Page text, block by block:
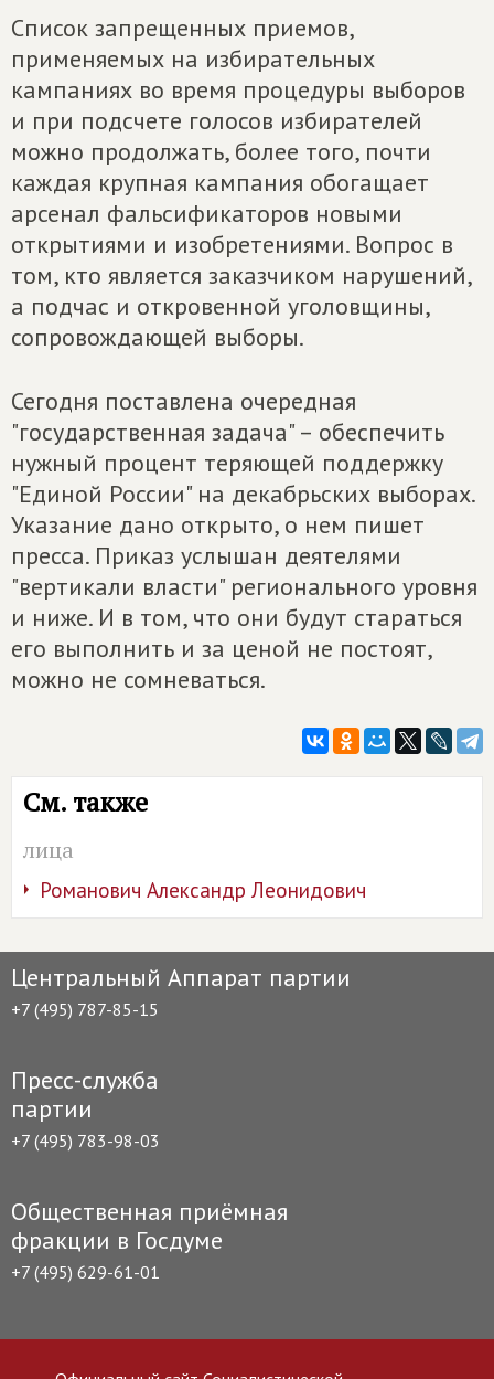
Список запрещенных приемов,
применяемых на избирательных
кампаниях во время процедуры выборов
и при подсчете голосов избирателей
можно продолжать, более того, почти
каждая крупная кампания обогащает
арсенал фальсификаторов новыми
открытиями и изобретениями. Вопрос в
том, кто является заказчиком нарушений,
а подчас и откровенной уголовщины,
сопровождающей выборы.
Сегодня поставлена очередная
"государственная задача" – обеспечить
нужный процент теряющей поддержку
"Единой России" на декабрьских выборах.
Указание дано открыто, о нем пишет
пресса. Приказ услышан деятелями
"вертикали власти" регионального уровня
и ниже. И в том, что они будут стараться
его выполнить и за ценой не постоят,
можно не сомневаться.
См. также
лица
Романович Александр Леонидович
Центральный Аппарат партии
+7 (495) 787-85-15
Пресс-служба
партии
+7 (495) 783-98-03
Общественная приёмная
фракции в Госдуме
+7 (495) 629-61-01